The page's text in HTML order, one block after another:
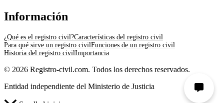
Información
¿Qué es el registro civil?Características del registro civil
Para qué sirve un registro civilFunciones de un registro civil
Historia del registro civilImportancia
© 2026 Registro-civil.com. Todos los derechos reservados.
Entidad independiente del Ministerio de Justicia